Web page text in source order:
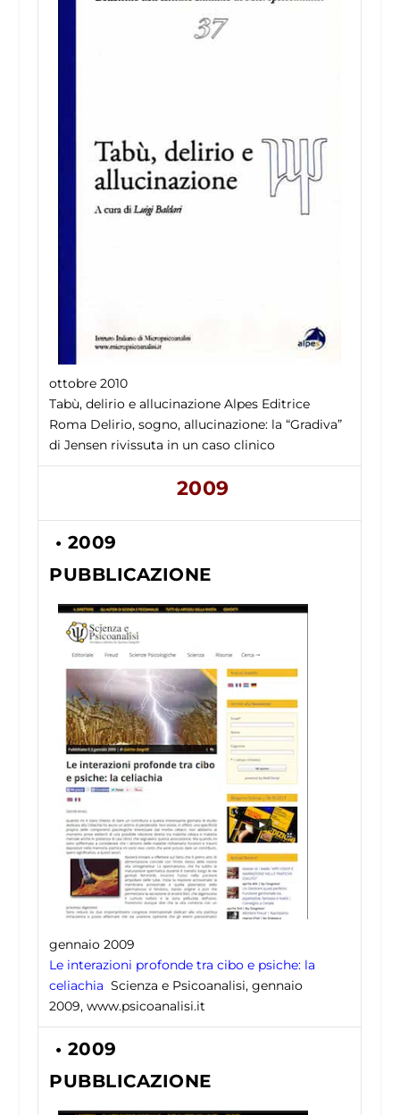
ottobre 2010
Tabù, delirio e allucinazione Alpes Editrice
Roma Delirio, sogno, allucinazione: la “Gradiva”
di Jensen rivissuta in un caso clinico
2009
• 2009
PUBBLICAZIONE
gennaio 2009
Le interazioni profonde tra cibo e psiche: la
celiachia Scienza e Psicoanalisi, gennaio
2009, www.psicoanalisi.it
• 2009
PUBBLICAZIONE